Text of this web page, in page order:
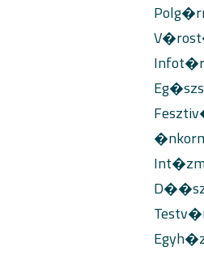
Infot�r